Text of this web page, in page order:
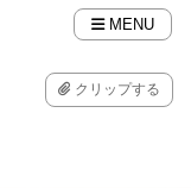
MENU
クリップする